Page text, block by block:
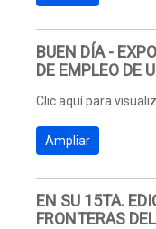
BUEN DÍA -
DE EMPLEO DE
Clic aquí para
Ampliar
EN SU 15TA.
FRONTERAS